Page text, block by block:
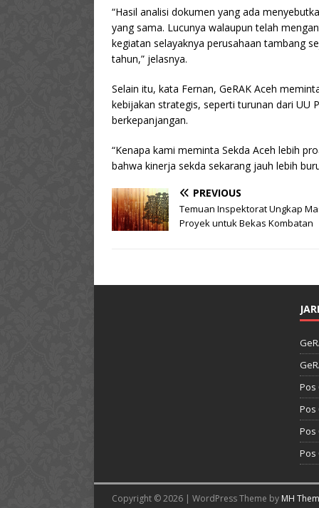
“Hasil analisi dokumen yang ada
yang sama. Lucunya walaupun telah
kegiatan selayaknya perusahaan tambang
tahun,” jelasnya.
Selain itu, kata Fernan, GeRAK Aceh
kebijakan strategis, seperti turunan dari UU
berkepanjangan.
“Kenapa kami meminta Sekda Aceh lebih
bahwa kinerja sekda sekarang jauh lebih
PREVIOUS
Temuan Inspektorat Ungkap
Proyek untuk Bekas Kombatan
Pos
Pos
Pos
Pos
Copyright © 2026 | WordPress Theme by MH